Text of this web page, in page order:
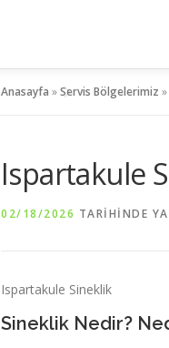
Anasayfa »Servis Bölgelerimiz »
Ispartakule
02/18/2026 TARIHINDE
Ispartakule Sineklik
Sineklik Nedir?